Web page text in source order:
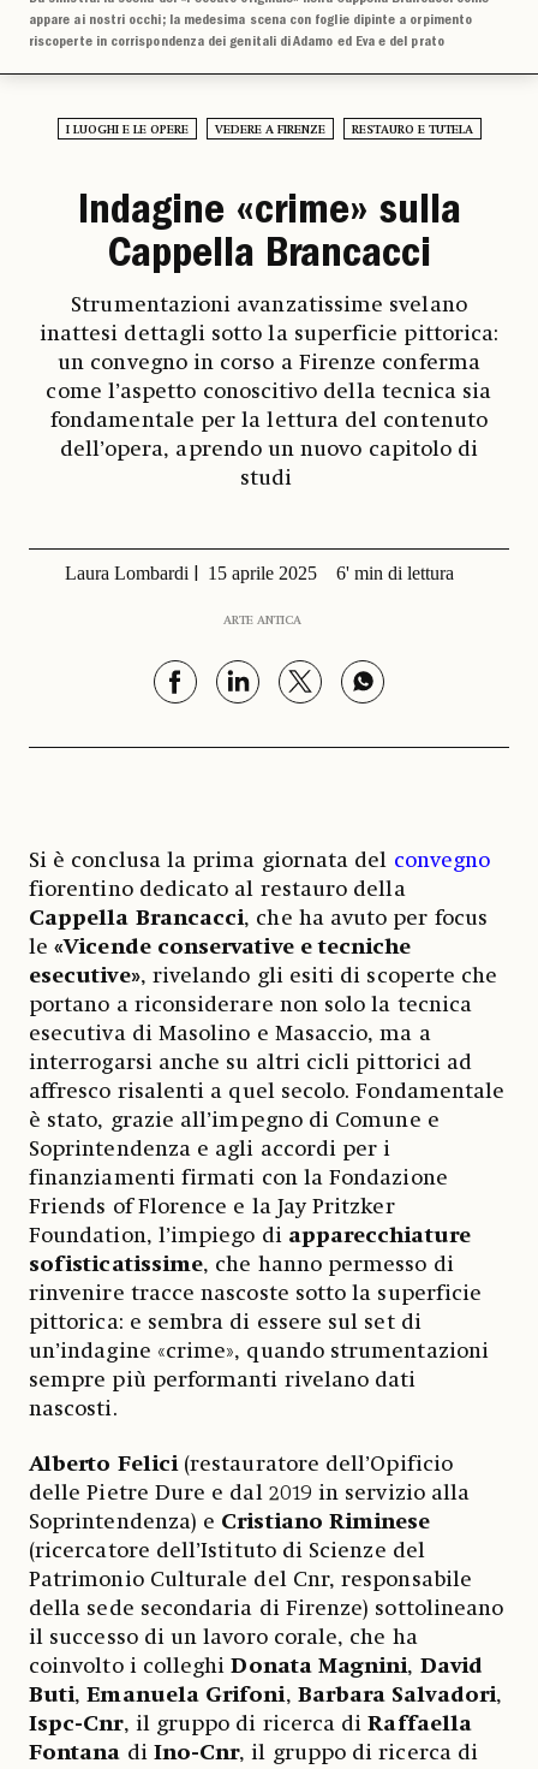
appare ai nostri occhi; la medesima scena con foglie dipinte a orpimento
riscoperte in corrispondenza dei genitali di Adamo ed Eva e del prato
I LUOGHI E LE OPERE VEDERE A FIRENZE RESTAURO E TUTELA
Indagine «crime» sulla
Cappella Brancacci
Strumentazioni avanzatissime svelano
inattesi dettagli sotto la superficie pittorica:
un convegno in corso a Firenze conferma
come l’aspetto conoscitivo della tecnica sia
fondamentale per la lettura del contenuto
dell’opera, aprendo un nuovo capitolo di
studi
Laura Lombardi 15 aprile 2025 6' min di lettura
ARTE ANTICA
Si è conclusa la prima giornata del convegno
fiorentino dedicato al restauro della
Cappella Brancacci, che ha avuto per focus
le«Vicende conservative e tecniche
esecutive», rivelando gli esiti di scoperte che
portano a riconsiderare non solo la tecnica
esecutiva di Masolino e Masaccio, ma a
interrogarsi anche su altri cicli pittorici ad
affresco risalenti a quel secolo. Fondamentale
è stato, grazie all’impegno di Comune e
Soprintendenza e agli accordi per i
finanziamenti firmati con la Fondazione
Friends of Florence e la Jay Pritzker
Foundation, l’impiego di apparecchiature
sofisticatissime, che hanno permesso di
rinvenire tracce nascoste sotto la superficie
pittorica: e sembra di essere sul set di
un’indagine «crime», quando strumentazioni
sempre più performanti rivelano dati
nascosti.
Alberto Felici(restauratore dell’Opificio
delle Pietre Dure e dal 2019 in servizio alla
Soprintendenza) e Cristiano Riminese
(ricercatore dell’Istituto di Scienze del
Patrimonio Culturale del Cnr, responsabile
della sede secondaria di Firenze) sottolineano
il successo di un lavoro corale, che ha
coinvolto i colleghiDonata Magnini, David
Buti,Emanuela Grifoni, Barbara Salvadori,
Ispc-Cnr, il gruppo di ricerca diRaffaella
Fontana di Ino-Cnr, il gruppo di ricerca di